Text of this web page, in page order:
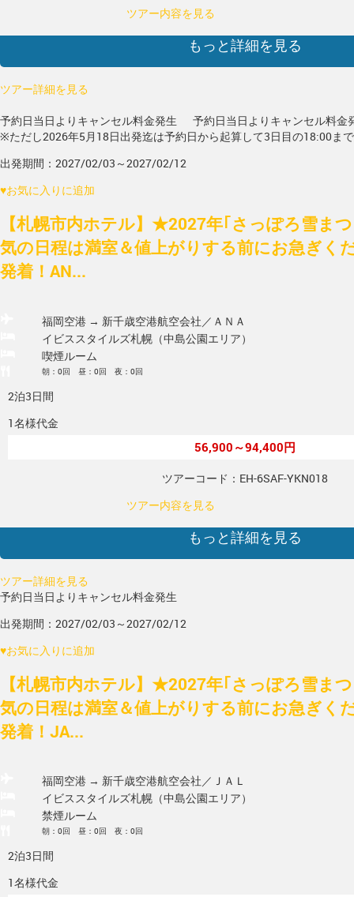
ツアー内容を見る
もっと詳細を見る
ツアー詳細を見る
予約日当日よりキャンセル料金発生
予約日当日よりキャンセル料金
※ただし2026年5月18日出発迄は予約日から起算して3日目の18:00ま
出発期間：2027/02/03～2027/02/12
♥お気に入りに追加
【札幌市内ホテル】★2027年｢さっぽろ雪ま
気の日程は満室＆値上がりする前にお急ぎく
発着！AN...
福岡空港 → 新千歳空港航空会社／ＡＮＡ
イビススタイルズ札幌（中島公園エリア）
喫煙ルーム
朝：0回 昼：0回 夜：0回
2泊3日間
1名様代金
56,900～94,400円
ツアーコード：EH-6SAF-YKN018
ツアー内容を見る
もっと詳細を見る
ツアー詳細を見る
予約日当日よりキャンセル料金発生
出発期間：2027/02/03～2027/02/12
♥お気に入りに追加
【札幌市内ホテル】★2027年｢さっぽろ雪ま
気の日程は満室＆値上がりする前にお急ぎく
発着！JA...
福岡空港 → 新千歳空港航空会社／ＪＡＬ
イビススタイルズ札幌（中島公園エリア）
禁煙ルーム
朝：0回 昼：0回 夜：0回
2泊3日間
1名様代金